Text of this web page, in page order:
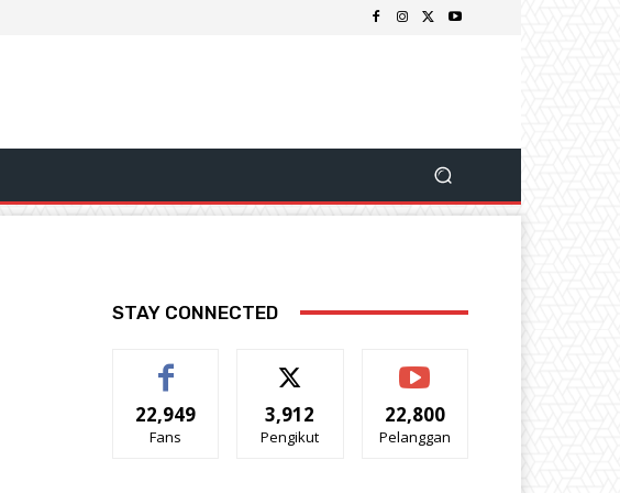
STAY CONNECTED
22,949
Fans
3,912
Pengikut
22,800
Pelanggan